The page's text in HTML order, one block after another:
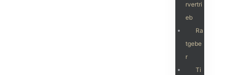
Rvertri
Eb
Ra
Tgebe
R
Ti